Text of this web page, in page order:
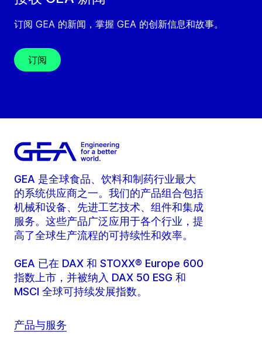
订阅 GEA 的新闻，掌握 GEA 的创新信息和故事。
订阅
GEA 是全球食品、饮料和制药行业最大
的系统供应商之一。我们的产品组合包括
机械和设备、先进工艺技术、组件和集成
服务。这些产品广泛应用于各个行业，提
高了全球生产流程的可持续性和效率。
GEA 已在 DAX 和 STOXX® Europe 600
指数上市，并被纳入 DAX 50 ESG 和
MSCI 全球可持续发展指数。
产品与服务